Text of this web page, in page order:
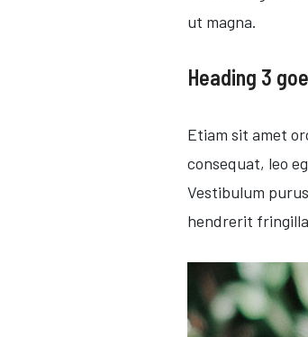
ut magna.
Heading 3
Etiam sit amet
consequat, leo
Vestibulum
hendrerit